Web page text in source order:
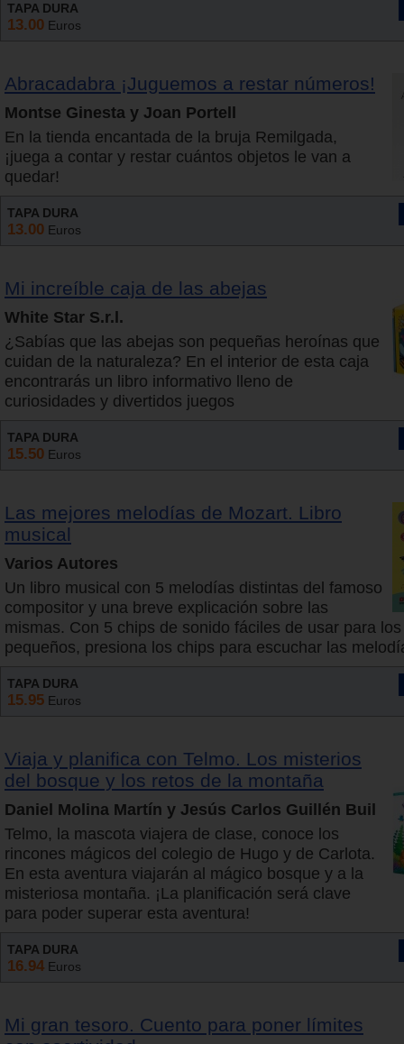
TAPA DURA
13.00 Euros
Abracadabra ¡Juguemos a restar números!
Montse Ginesta y Joan Portell
En la tienda encantada de la bruja Remilgada,
¡juega a contar y restar cuántos objetos le van a
quedar!
TAPA DURA
13.00 Euros
Mi increíble caja de las abejas
White Star S.r.l.
¿Sabías que las abejas son pequeñas heroínas que
cuidan de la naturaleza? En el interior de esta caja
encontrarás un libro informativo lleno de
curiosidades y divertidos juegos
TAPA DURA
15.50 Euros
Las mejores melodías de Mozart. Libro
musical
Varios Autores
Un libro musical con 5 melodías distintas del famoso
compositor y una breve explicación sobre las
mismas. Con 5 chips de sonido fáciles de usar para
pequeños, presiona los chips para escuchar las
TAPA DURA
15.95 Euros
Viaja y planifica con Telmo. Los misterios
del bosque y los retos de la montaña
Daniel Molina Martín y Jesús Carlos Guillén Buil
Telmo, la mascota viajera de clase, conoce los
rincones mágicos del colegio de Hugo y de Carlota.
En esta aventura viajarán al mágico bosque y a la
misteriosa montaña. ¡La planificación será clave
para poder superar esta aventura!
TAPA DURA
16.94 Euros
Mi gran tesoro. Cuento para poner límites